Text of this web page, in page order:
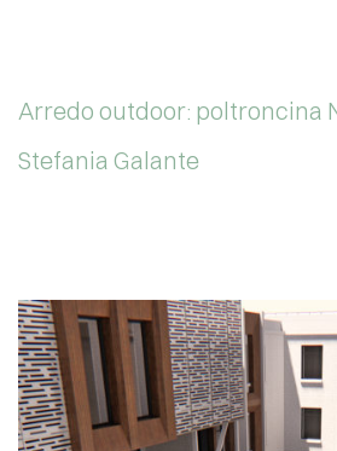
Arredo outdoor: poltroncina
Stefania Galante